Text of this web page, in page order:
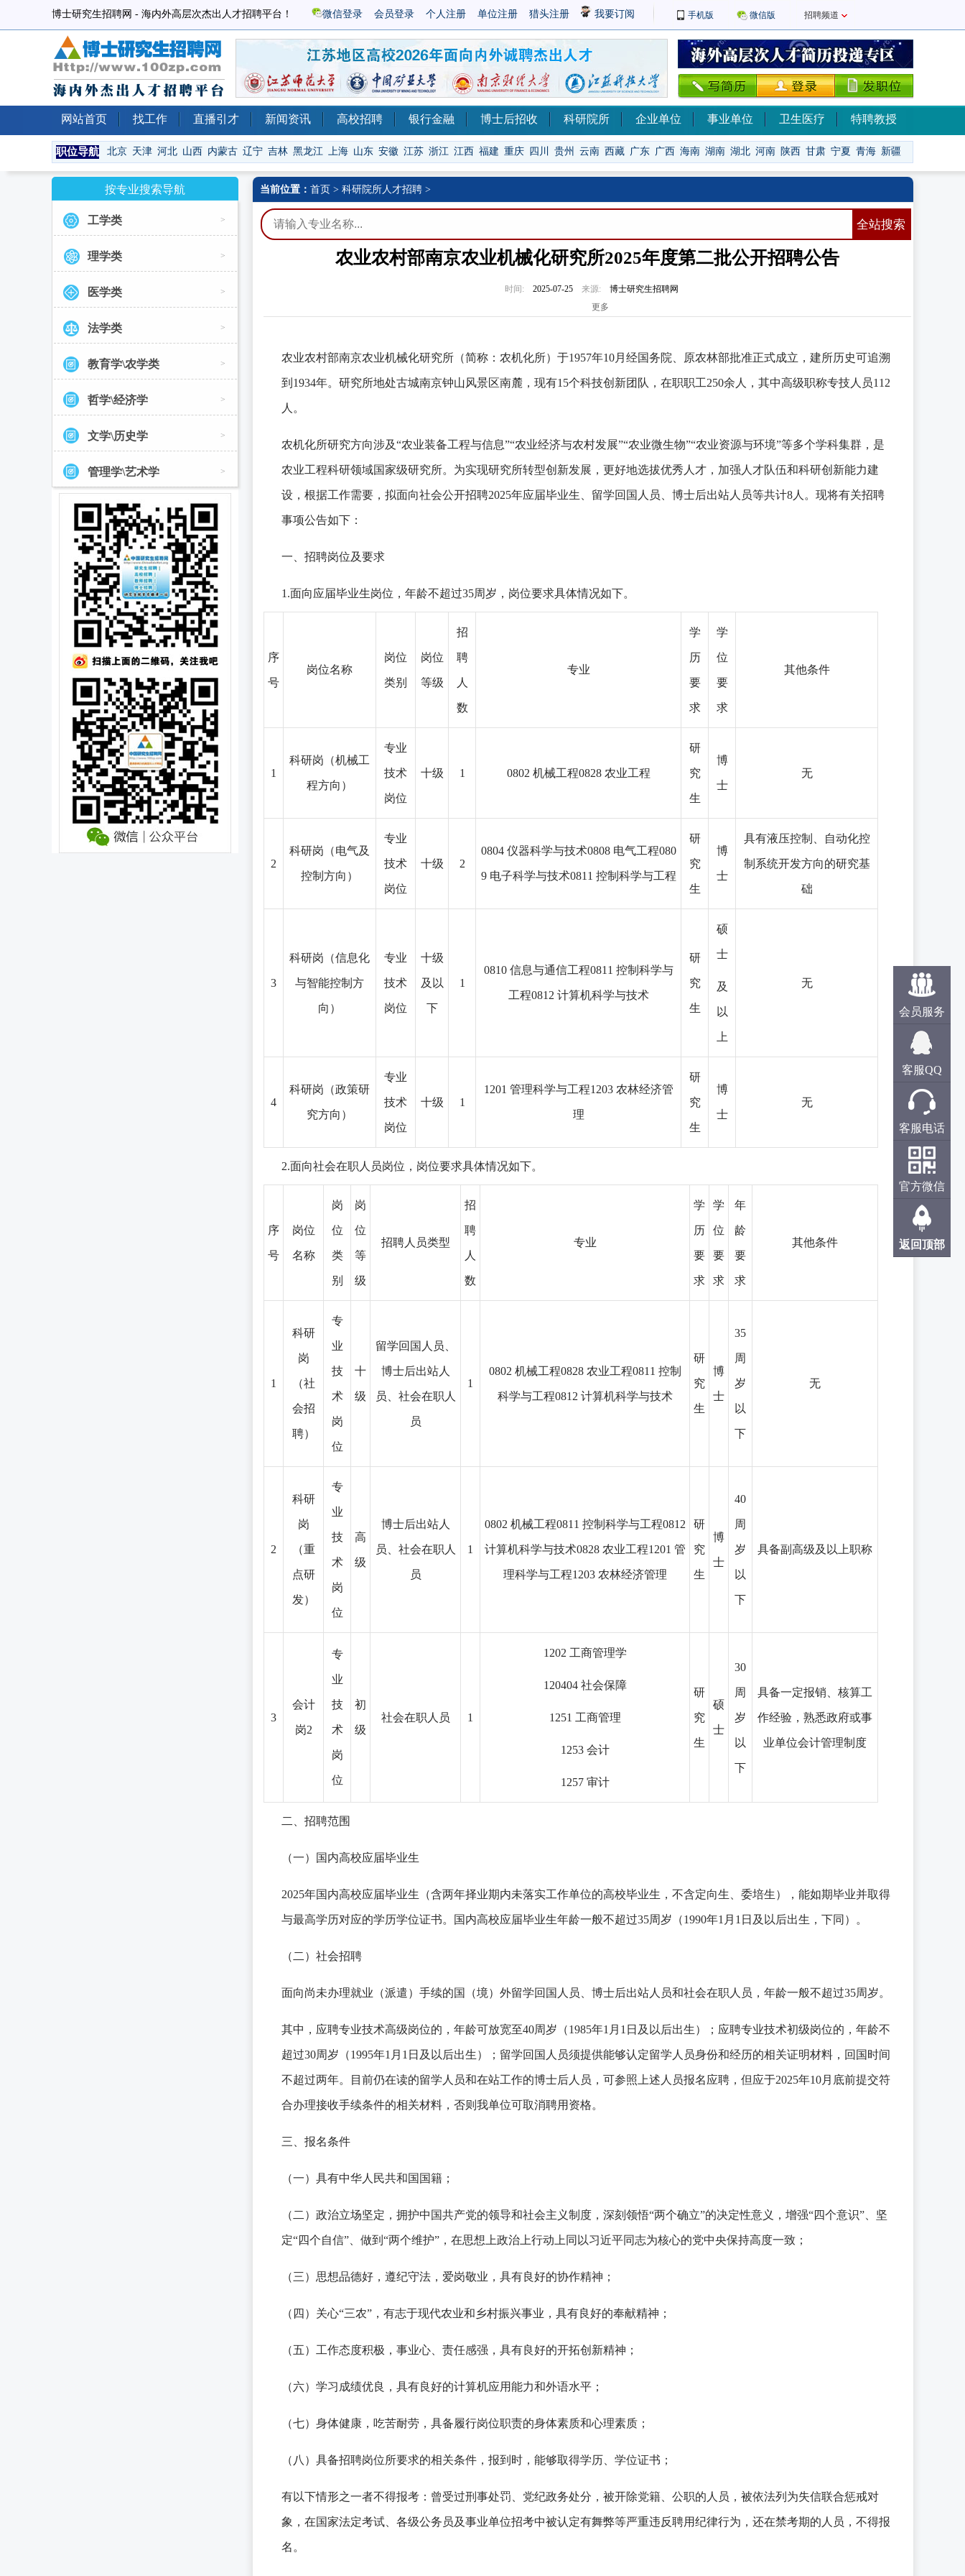
博士研究生招聘网 - 海内外高层次杰出人才招聘平台！ 微信登录 会员登录 个人注册 单位注册 猎头注册 我要订阅 手机版 微信版 招聘频道
网站首页 找工作 直播引才 新闻资讯 高校招聘 银行金融 博士后招收 科研院所 企业单位 事业单位 卫生医疗 特聘教授
职位导航 北京 天津 河北 山西 内蒙古 辽宁 吉林 黑龙江 上海 山东 安徽 江苏 浙江 江西 福建 重庆 四川 贵州 云南 西藏 广东 广西 海南 湖南 湖北 河南 陕西 甘肃 宁夏 青海 新疆
按专业搜索导航
工学类 >
理学类 >
医学类 >
法学类 >
教育学\农学类 >
哲学\经济学 >
文学\历史学 >
管理学\艺术学 >
当前位置： 首页 > 科研院所人才招聘 >
全站搜索
农业农村部南京农业机械化研究所2025年度第二批公开招聘公告
时间: 2025-07-25 来源:
博士研究生招聘网
更多
农业农村部南京农业机械化研究所（简称：农机化所）于1957年10月经国务院、原农林部批准正式成立，建所历史可追溯
到1934年。研究所地处古城南京钟山风景区南麓，现有15个科技创新团队，在职职工250余人，其中高级职称专技人员112
人。
农机化所研究方向涉及“农业装备工程与信息”“农业经济与农村发展”“农业微生物”“农业资源与环境”等多个学科集群，是
农业工程科研领域国家级研究所。为实现研究所转型创新发展，更好地选拔优秀人才，加强人才队伍和科研创新能力建
设，根据工作需要，拟面向社会公开招聘2025年应届毕业生、留学回国人员、博士后出站人员等共计8人。现将有关招聘
事项公告如下：
一、招聘岗位及要求
1.面向应届毕业生岗位，年龄不超过35周岁，岗位要求具体情况如下。
序
号
岗位名称
岗位
类别
岗位
等级
招
聘
人
数
专业
学
历
要
求
学
位
要
求
其他条件
1
科研岗（机械工
程方向）
专业
技术
岗位
十级 1 0802 机械工程0828 农业工程
研
究
生
博
士
无
2
科研岗（电气及
控制方向）
专业
技术
岗位
十级 2
0804 仪器科学与技术0808 电气工程080
9 电子科学与技术0811 控制科学与工程
研
究
生
博
士
具有液压控制、自动化控
制系统开发方向的研究基
础
3
科研岗（信息化
与智能控制方
向）
专业
技术
岗位
十级
及以
下
1
0810 信息与通信工程0811 控制科学与
工程0812 计算机科学与技术
研
究
生
硕
士
及
以
上
无
4
科研岗（政策研
究方向）
专业
技术
岗位
十级 1
1201 管理科学与工程1203 农林经济管
理
研
究
生
博
士
无
2.面向社会在职人员岗位，岗位要求具体情况如下。
序
号
岗位
名称
岗
位
类
别
岗
位
等
级
招聘人员类型
招
聘
人
数
专业
学
历
要
求
学
位
要
求
年
龄
要
求
其他条件
1
科研
岗
（社
会招
聘）
专
业
技
术
岗
位
十
级
留学回国人员、
博士后出站人
员、社会在职人
员
1
0802 机械工程0828 农业工程0811 控制
科学与工程0812 计算机科学与技术
研
究
生
博
士
35
周
岁
以
下
无
2
科研
岗
（重
点研
发）
专
业
技
术
岗
位
高
级
博士后出站人
员、社会在职人
员
1
0802 机械工程0811 控制科学与工程0812
计算机科学与技术0828 农业工程1201 管
理科学与工程1203 农林经济管理
研
究
生
博
士
40
周
岁
以
下
具备副高级及以上职称
3
会计
岗2
专
业
技
术
岗
位
初
级
社会在职人员 1
1202 工商管理学
120404 社会保障
1251 工商管理
1253 会计
1257 审计
研
究
生
硕
士
30
周
岁
以
下
具备一定报销、核算工
作经验，熟悉政府或事
业单位会计管理制度
二、招聘范围
（一）国内高校应届毕业生
2025年国内高校应届毕业生（含两年择业期内未落实工作单位的高校毕业生，不含定向生、委培生），能如期毕业并取得
与最高学历对应的学历学位证书。国内高校应届毕业生年龄一般不超过35周岁（1990年1月1日及以后出生，下同）。
（二）社会招聘
面向尚未办理就业（派遣）手续的国（境）外留学回国人员、博士后出站人员和社会在职人员，年龄一般不超过35周岁。
其中，应聘专业技术高级岗位的，年龄可放宽至40周岁（1985年1月1日及以后出生）；应聘专业技术初级岗位的，年龄不
超过30周岁（1995年1月1日及以后出生）；留学回国人员须提供能够认定留学人员身份和经历的相关证明材料，回国时间
不超过两年。目前仍在读的留学人员和在站工作的博士后人员，可参照上述人员报名应聘，但应于2025年10月底前提交符
合办理接收手续条件的相关材料，否则我单位可取消聘用资格。
三、报名条件
（一）具有中华人民共和国国籍；
（二）政治立场坚定，拥护中国共产党的领导和社会主义制度，深刻领悟“两个确立”的决定性意义，增强“四个意识”、坚
定“四个自信”、做到“两个维护”，在思想上政治上行动上同以习近平同志为核心的党中央保持高度一致；
（三）思想品德好，遵纪守法，爱岗敬业，具有良好的协作精神；
（四）关心“三农”，有志于现代农业和乡村振兴事业，具有良好的奉献精神；
（五）工作态度积极，事业心、责任感强，具有良好的开拓创新精神；
（六）学习成绩优良，具有良好的计算机应用能力和外语水平；
（七）身体健康，吃苦耐劳，具备履行岗位职责的身体素质和心理素质；
（八）具备招聘岗位所要求的相关条件，报到时，能够取得学历、学位证书；
有以下情形之一者不得报考：曾受过刑事处罚、党纪政务处分，被开除党籍、公职的人员，被依法列为失信联合惩戒对
象，在国家法定考试、各级公务员及事业单位招考中被认定有舞弊等严重违反聘用纪律行为，还在禁考期的人员，不得报
名。
会员服务
客服QQ
客服电话
官方微信
返回顶部